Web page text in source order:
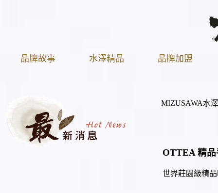
品牌故事 水澤精品 品牌加盟
MIZUSAWA水
OTTEA 精品
世界莊園級精